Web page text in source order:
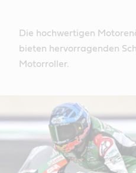
Die hochwertigen
bieten hervorragenden
Motorroller.